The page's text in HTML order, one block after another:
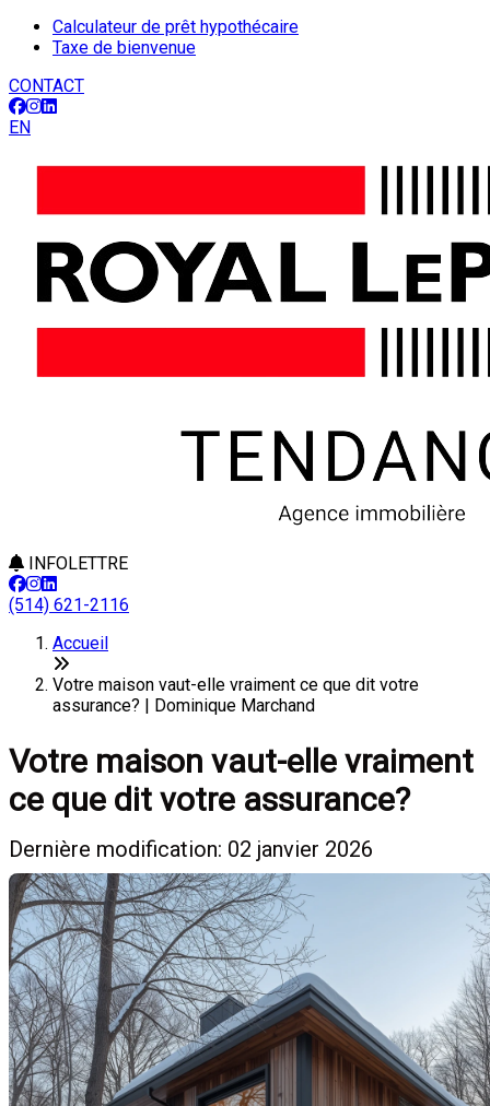
Calculateur de prêt hypothécaire
Taxe de bienvenue
CONTACT
EN
INFOLETTRE
(514) 621-2116
Accueil
Votre maison vaut-elle vraiment ce que dit votre
assurance? | Dominique Marchand
Votre maison vaut-elle vraiment
ce que dit votre assurance?
Dernière modification: 02 janvier 2026